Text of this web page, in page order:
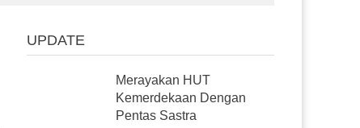
UPDATE
Merayakan HUT
Kemerdekaan Dengan
Pentas Sastra